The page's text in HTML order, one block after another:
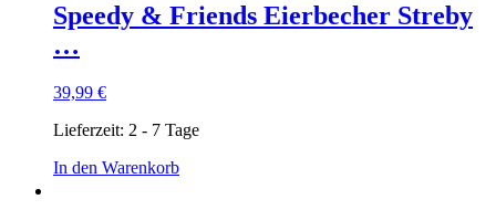
Speedy & Friends Eierbecher Streby
…
39,99 €
Lieferzeit: 2 - 7 Tage
In den Warenkorb